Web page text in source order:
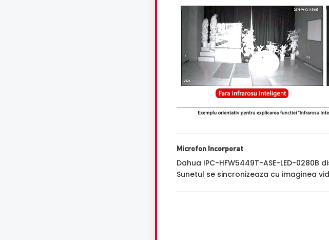
Microfon Incorporat
Dahua IPC-HFW5449T-ASE-LED-0280B
Sunetul se sincronizeaza cu imaginea